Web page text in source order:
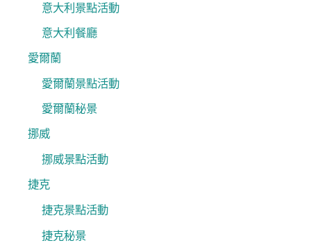
意大利景點活動
意大利餐廳
愛爾蘭
愛爾蘭景點活動
愛爾蘭秘景
挪威
挪威景點活動
捷克
捷克景點活動
捷克秘景